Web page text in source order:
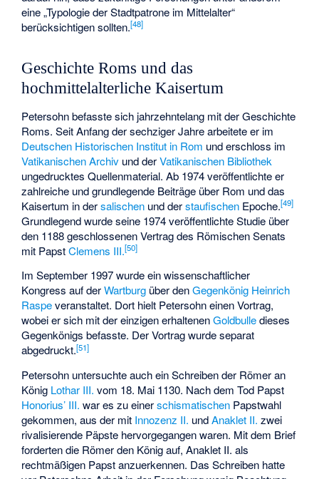
eine „Typologie der Stadtpatrone im Mittelalter“
berücksichtigen sollten.[48]
Geschichte Roms und das
hochmittelalterliche Kaisertum
Petersohn befasste sich jahrzehntelang mit der Geschichte
Roms. Seit Anfang der sechziger Jahre arbeitete er im
Deutschen Historischen Institut in Rom und erschloss im
Vatikanischen Archiv und derVatikanischen Bibliothek
ungedrucktes Quellenmaterial. Ab 1974 veröffentlichte er
zahlreiche und grundlegende Beiträge über Rom und das
Kaisertum in dersalischen und derstaufischen Epoche.[49]
Grundlegend wurde seine 1974 veröffentlichte Studie über
den 1188 geschlossenen Vertrag des Römischen Senats
mit PapstClemens III.[50]
Im September 1997 wurde ein wissenschaftlicher
Kongress auf derWartburg über denGegenkönig Heinrich
Raspeveranstaltet. Dort hielt Petersohn einen Vortrag,
wobei er sich mit der einzigen erhaltenenGoldbulledieses
Gegenkönigs befasste. Der Vortrag wurde separat
abgedruckt.[51]
Petersohn untersuchte auch ein Schreiben der Römer an
König Lothar III. vom 18. Mai 1130. Nach dem Tod Papst
Honorius’ III. war es zu einerschismatischen Papstwahl
gekommen, aus der mit Innozenz II. undAnaklet II. zwei
rivalisierende Päpste hervorgegangen waren. Mit dem Brief
forderten die Römer den König auf, Anaklet II. als
rechtmäßigen Papst anzuerkennen. Das Schreiben hatte